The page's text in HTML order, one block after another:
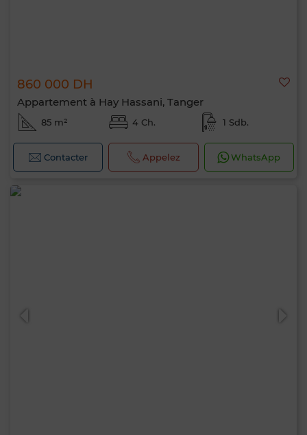
860 000 DH
Appartement à Hay Hassani, Tanger
85 m² 4 Ch. 1 Sdb.
Contacter Appelez WhatsApp